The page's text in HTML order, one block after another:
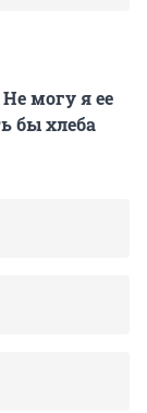
могу я ее
бы хлеба